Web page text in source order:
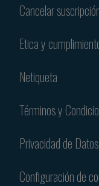
Cancelar
Etica y
Netiqueta
Términos y
Privacidad de Datos
Configuración de